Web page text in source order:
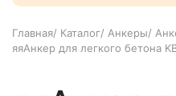
Главная/ Каталог/ Анкеры/
яяАнкер для легкого бетона